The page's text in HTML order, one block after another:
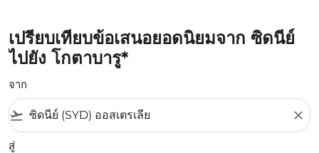
เปรียบเทียบข้อเสนอยอดนิยมจาก ซิดนีย์
ไปยัง โกตาบารู*
จาก
flight_takeoff close
สู่